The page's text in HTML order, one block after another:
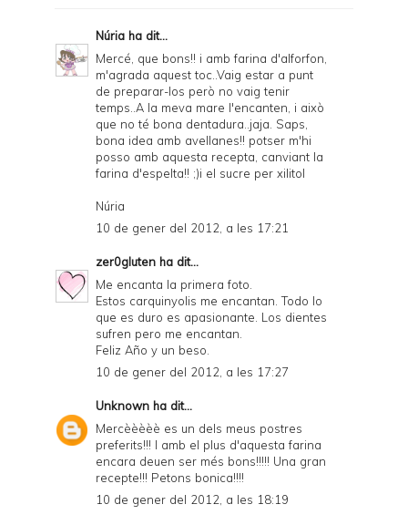
i
e
n
d
n
d
P
D
F
Núria ha dit...
Mercé, que bons!! i amb farina d'alforfon,
m'agrada aquest toc..Vaig estar a punt
de preparar-los però no vaig tenir
temps..A la meva mare l'encanten, i això
que no té bona dentadura..jaja. Saps,
bona idea amb avellanes!! potser m'hi
posso amb aquesta recepta, canviant la
farina d'espelta!! ;)i el sucre per xilitol
Núria
10 de gener del 2012, a les 17:21
zer0gluten ha dit...
Me encanta la primera foto.
Estos carquinyolis me encantan. Todo lo
que es duro es apasionante. Los dientes
sufren pero me encantan.
Feliz Año y un beso.
10 de gener del 2012, a les 17:27
Unknown ha dit...
Mercèèèèè es un dels meus postres
preferits!!! I amb el plus d'aquesta farina
encara deuen ser més bons!!!!! Una gran
recepte!!! Petons bonica!!!!
10 de gener del 2012, a les 18:19